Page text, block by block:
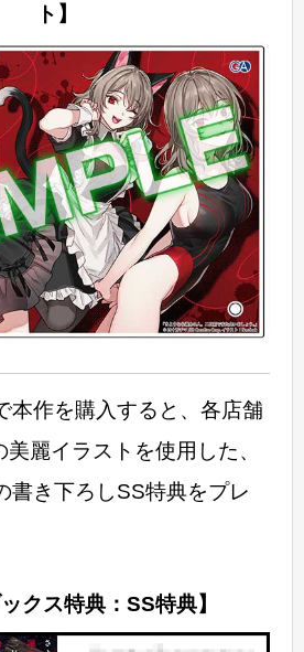
ト】
本作を購入すると、各店舗
麗イラストを使用した、
書き下ろしSS特典をプレ
クス特典：SS特典】